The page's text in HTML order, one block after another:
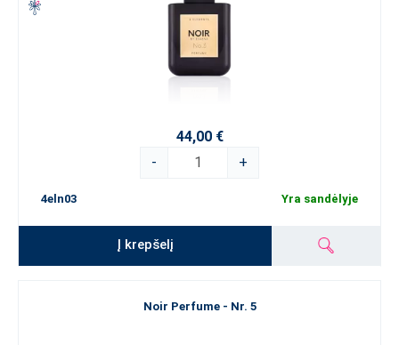
44,00 €
-
+
4eln03 Yra sandėlyje
Į krepšelį
Noir Perfume - Nr. 5